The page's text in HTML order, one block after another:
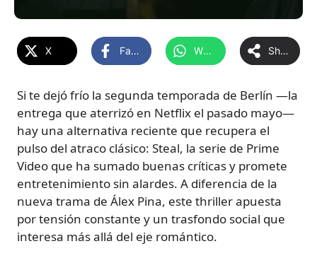
X Facebook WhatsApp Share
Si te dejó frío la segunda temporada de Berlín —la
entrega que aterrizó en Netflix el pasado mayo—
hay una alternativa reciente que recupera el
pulso del atraco clásico: Steal, la serie de Prime
Video que ha sumado buenas críticas y promete
entretenimiento sin alardes. A diferencia de la
nueva trama de Álex Pina, este thriller apuesta
por tensión constante y un trasfondo social que
interesa más allá del eje romántico.